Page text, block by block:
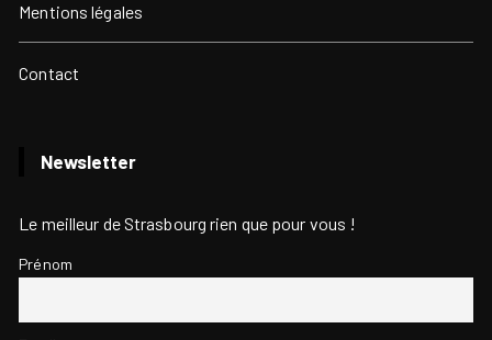
Mentions légales
Contact
Newsletter
Le meilleur de Strasbourg rien que pour vous !
Prénom